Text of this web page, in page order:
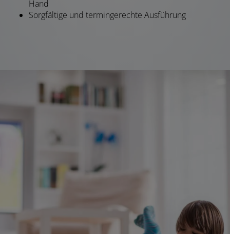
Hand
Sorgfältige und termingerechte Ausführung